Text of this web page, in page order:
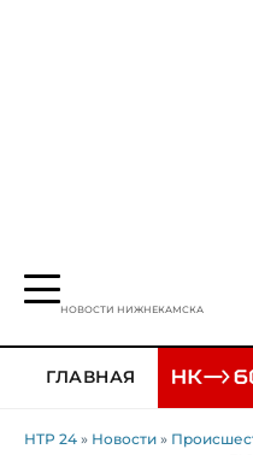
НОВОСТИ НИЖНЕКАМСКА
ГЛАВНАЯ
НТР 24 » Новости »